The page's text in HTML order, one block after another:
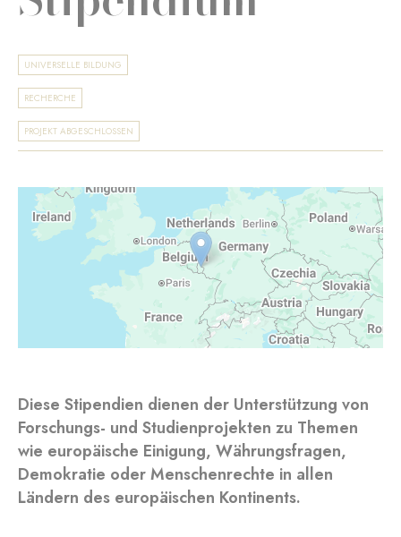
UNIVERSELLE BILDUNG
RECHERCHE
PROJEKT ABGESCHLOSSEN
Diese Stipendien dienen der Unterstützung von
Forschungs- und Studienprojekten zu Themen
wie europäische Einigung, Währungsfragen,
Demokratie oder Menschenrechte in allen
Ländern des europäischen Kontinents.